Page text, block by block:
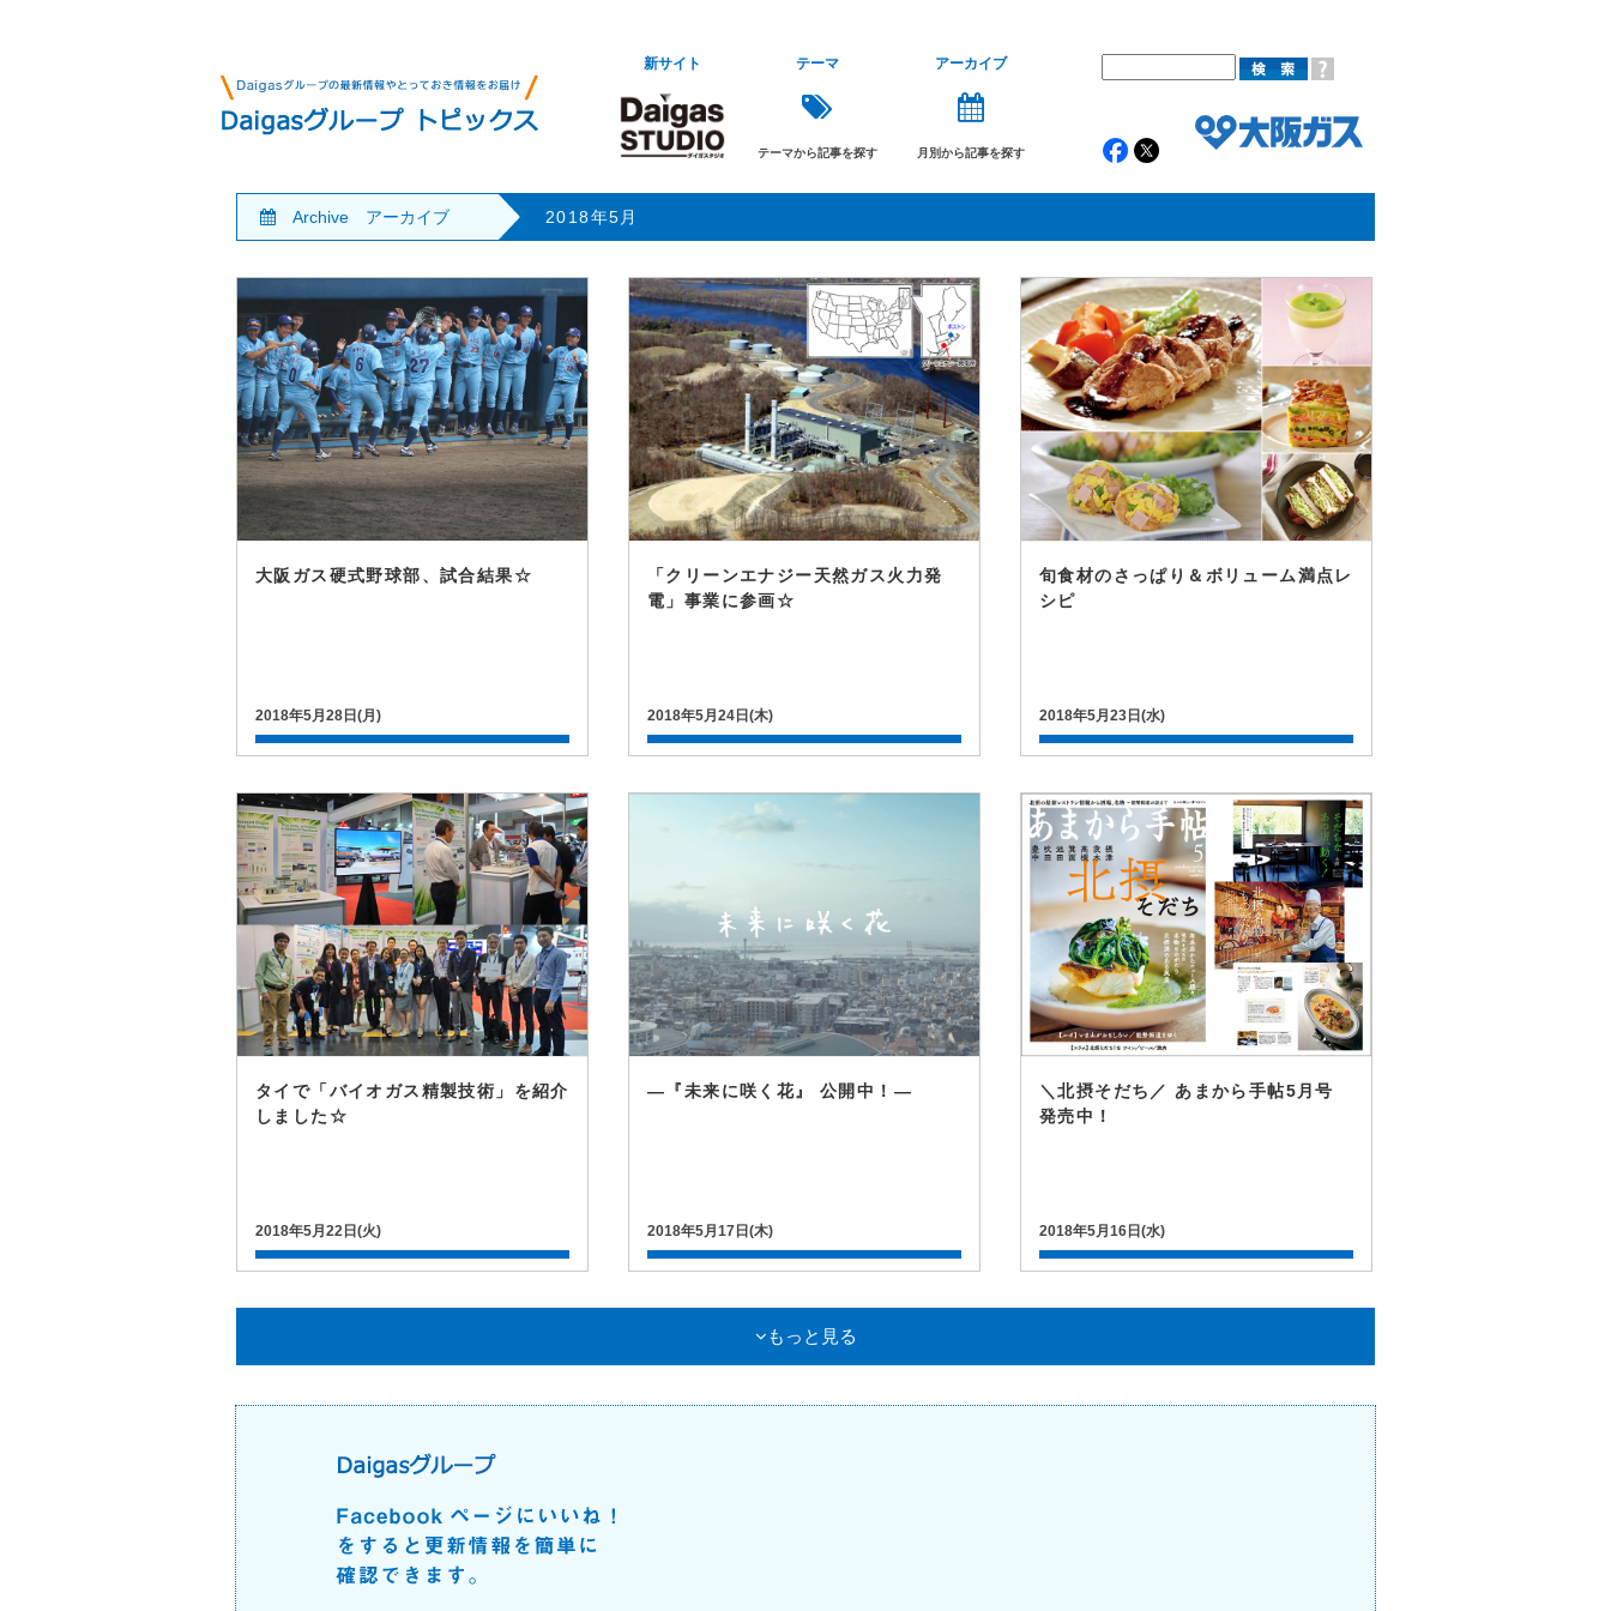
新サイト テーマ
テーマから記事を探す
アーカイブ
月別から記事を探す
Archive アーカイブ 2018年5月
大阪ガス硬式野球部、試合結果☆
2018年5月28日(月)
「クリーンエナジー天然ガス火力発
電」事業に参画☆
2018年5月24日(木)
旬食材のさっぱり＆ボリューム満点レ
シピ
2018年5月23日(水)
タイで「バイオガス精製技術」を紹介
しました☆
2018年5月22日(火)
―『未来に咲く花』 公開中！―
2018年5月17日(木)
＼北摂そだち／ あまから手帖5月号
発売中！
2018年5月16日(水)
もっと見る